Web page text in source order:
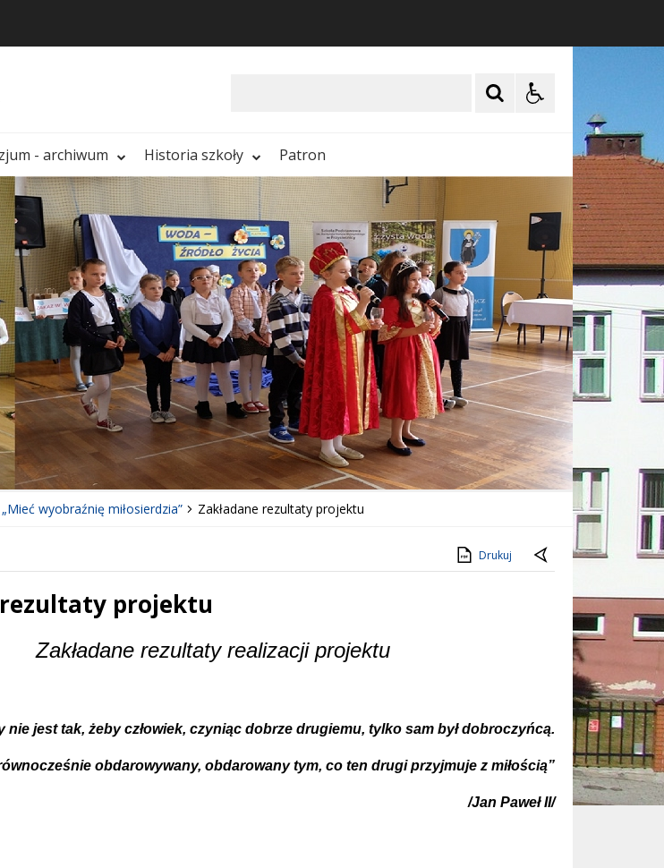
- archiwum Historia szkoły Patron
wyobraźnię miłosierdzia” Zakładane rezultaty projektu
Drukuj
rezultaty projektu
Zakładane rezultaty realizacji projektu
nie jest tak, żeby człowiek, czyniąc dobrze drugiemu, tylko sam był dobroczyńcą.
obdarowywany, obdarowany tym, co ten drugi przyjmuje z miłością”
/Jan Paweł II/